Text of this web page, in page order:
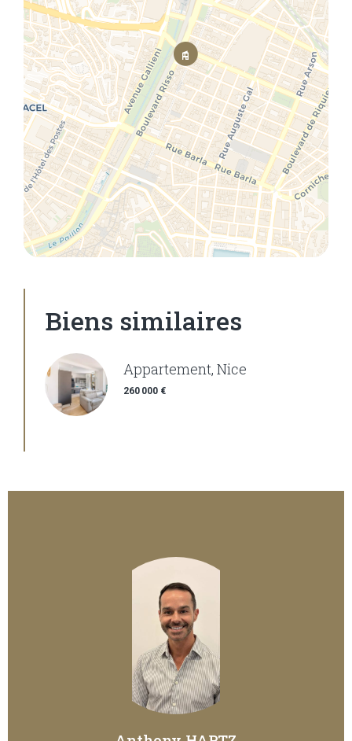
Biens similaires
Appartement, Nice
260 000 €